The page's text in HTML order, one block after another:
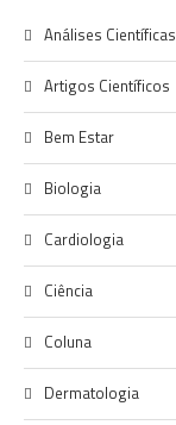
Análises Científicas
Artigos Científicos
Bem Estar
Biologia
Cardiologia
Ciência
Coluna
Dermatologia